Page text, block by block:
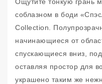
соблазном в боди
Collection.
начинающиеся от
спускающиеся вниз,
оставляя простор для
украшено таким же